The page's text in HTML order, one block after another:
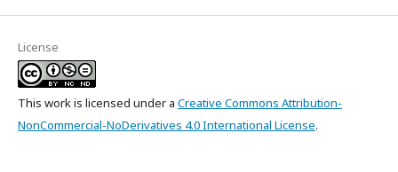
License
This work is licensed under a Creative Commons Attribution-
NonCommercial-NoDerivatives 4.0 International License.